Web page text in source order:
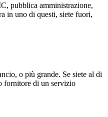
pubblica amministrazione,
in uno di questi, siete fuori,
o più grande. Se siete al di
fornitore di un servizio